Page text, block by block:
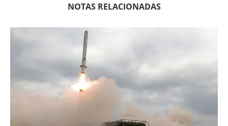
NOTAS RELACIONADAS